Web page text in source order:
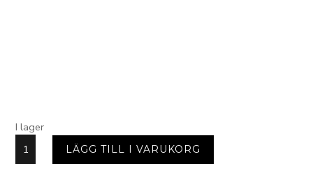
I lager
Handdukar
2-
LÄGG TILL I VARUKORG